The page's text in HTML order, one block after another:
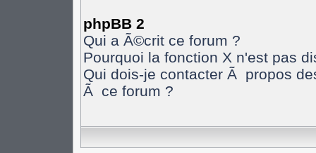
phpBB 2
Qui a Ã©crit ce forum ?
Pourquoi la fonction X n'est pas
Qui dois-je contacter Ã propos
Ã ce forum ?